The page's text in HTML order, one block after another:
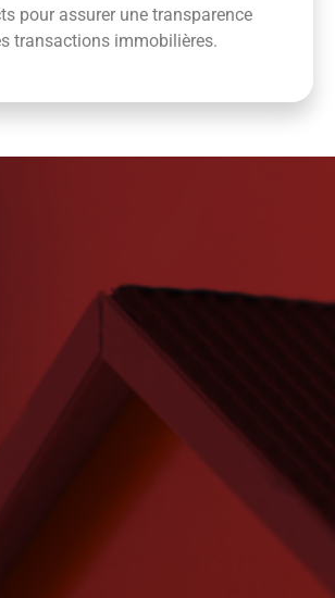
pour assurer une transparence
transactions immobilières.